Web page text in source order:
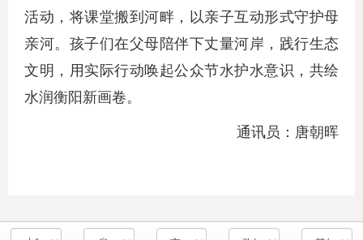
活动，将课堂搬到河畔，以亲子互动形式守护母
亲河。孩子们在父母陪伴下丈量河岸，践行生态
文明，用实际行动唤起公众节水护水意识，共绘
水润衡阳新画卷。
通讯员：唐朝晖